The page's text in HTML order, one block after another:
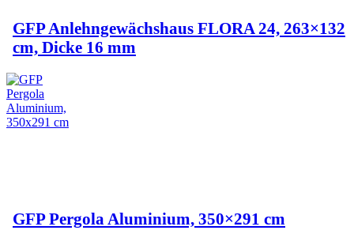
GFP Anlehngewächshaus FLORA 24, 263×132
cm, Dicke 16 mm
GFP Pergola Aluminium, 350×291 cm